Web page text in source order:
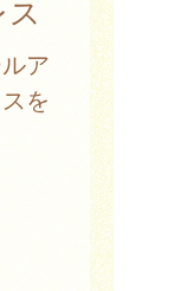
ア
を